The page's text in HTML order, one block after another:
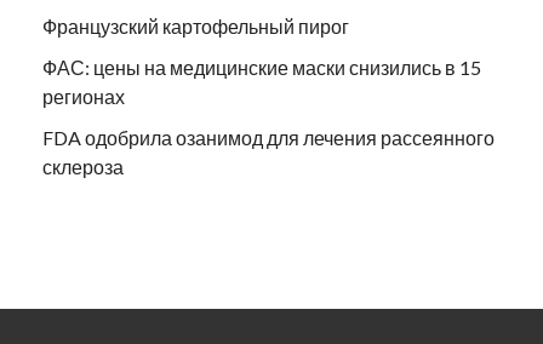
Французский картофельный пирог
ФАС: цены на медицинские маски снизились в 15
регионах
FDA одобрила озанимод для лечения рассеянного
склероза